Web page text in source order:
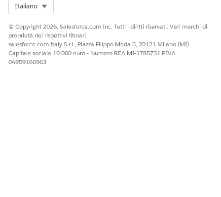
Italiano
© Copyright 2026, Salesforce.com Inc. Tutti i diritti riservati. Vari marchi di
proprietà dei rispettivi titolari.
salesforce.com Italy S.r.l., Piazza Filippo Meda 5, 20121 Milano (MI)
Capitale sociale 10.000 euro - Numero REA MI-1785731 P.IVA
04959160963